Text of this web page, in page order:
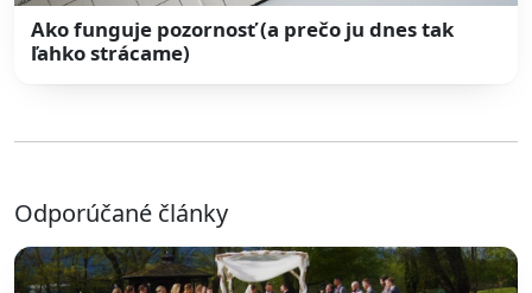
Ako funguje pozornosť (a prečo ju dnes tak
ľahko strácame)
Odporúčané články